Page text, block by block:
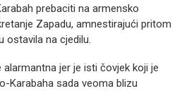
prebaciti na armensko
Zapadu, amnestirajući pritom
ostavila na cjedilu.
jer je isti čovjek koji je
Karabaha sada veoma blizu